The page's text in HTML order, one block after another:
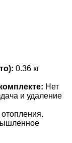
0.36 кг
Нет
и удаление